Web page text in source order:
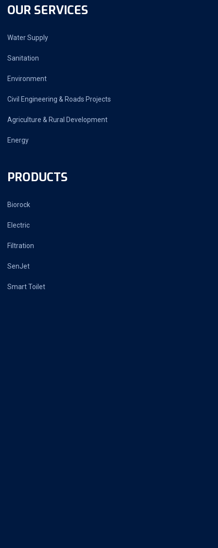
OUR SERVICES
Water Supply
Sanitation
Environment
Civil Engineering & Roads Projects
Agriculture & Rural Development
Energy
PRODUCTS
Biorock
Electric
Filtration
SenJet
Smart Toilet